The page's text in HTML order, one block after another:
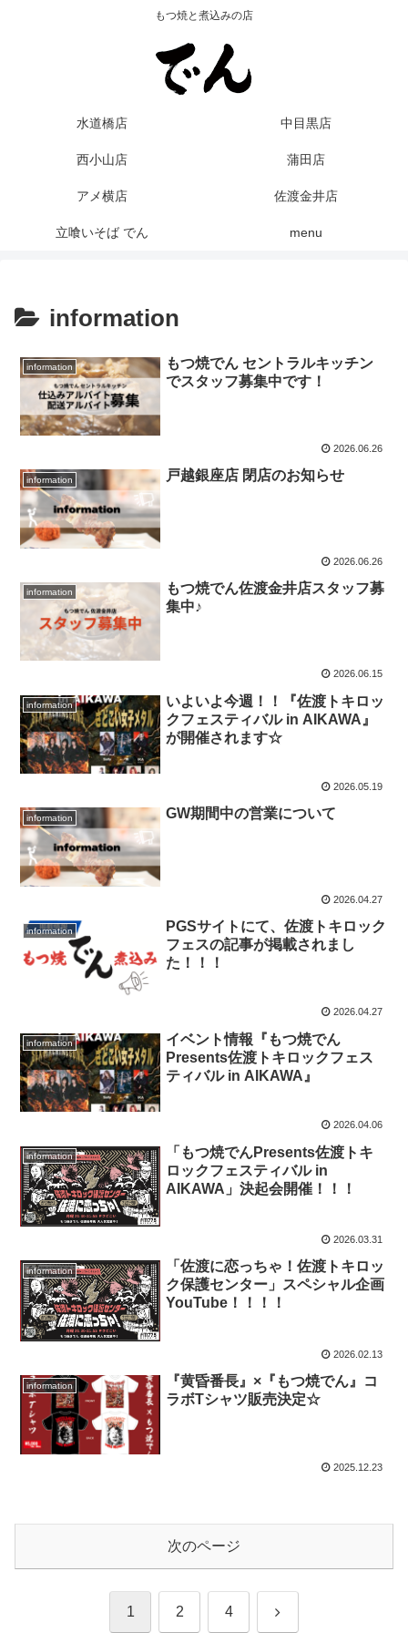
もつ焼と煮込みの店
水道橋店 中目黒店
西小山店 蒲田店
アメ横店 佐渡金井店
立喰いそば でん menu
information
information
もつ焼でん セントラルキッチン
でスタッフ募集中です！
2026.06.26
information 戸越銀座店 閉店のお知らせ
2026.06.26
information
もつ焼でん佐渡金井店スタッフ募
集中♪
2026.06.15
information
いよいよ今週！！『佐渡トキロッ
クフェスティバル in AIKAWA』
が開催されます☆
2026.05.19
information GW期間中の営業について
2026.04.27
information
PGSサイトにて、佐渡トキロック
フェスの記事が掲載されまし
た！！！
2026.04.27
information
イベント情報『もつ焼でん
Presents佐渡トキロックフェス
ティバル in AIKAWA』
2026.04.06
information
「もつ焼でんPresents佐渡トキ
ロックフェスティバル in
AIKAWA」決起会開催！！！
2026.03.31
information
「佐渡に恋っちゃ！佐渡トキロッ
ク保護センター」スペシャル企画
YouTube！！！！
2026.02.13
information
『黄昏番長』×『もつ焼でん』コ
ラボTシャツ販売決定☆
2025.12.23
次のページ
1 2 4 次